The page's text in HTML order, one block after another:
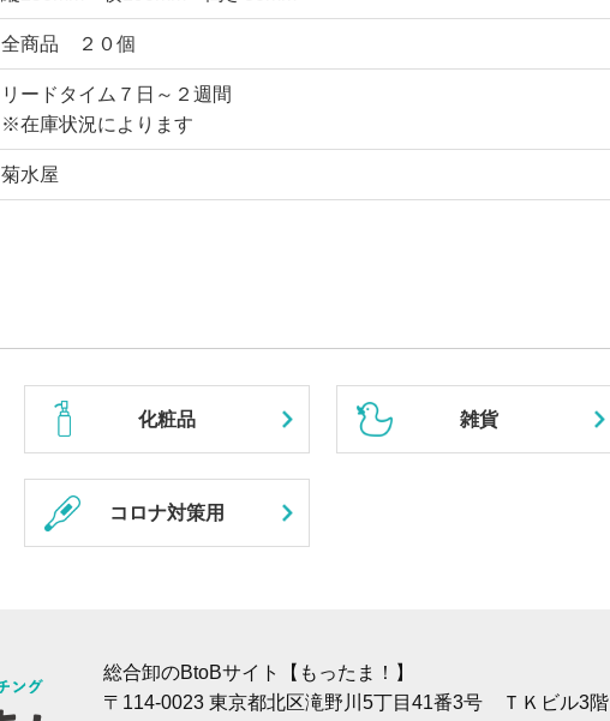
全商品 ２０個
リードタイム７日～２週間
※在庫状況によります
菊水屋
化粧品 雑貨
コロナ対策用
総合卸のBtoBサイト【もったま！】
〒114-0023 東京都北区滝野川5丁目41番3号 ＴＫビル3階